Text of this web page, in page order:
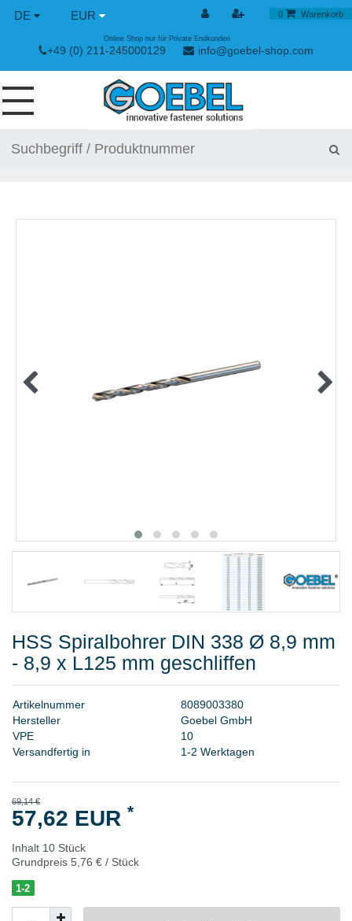
DE EUR 0 Warenkorb
+49 (0) 211-245000129 info@goebel-shop.com
Online Shop nur für Private Endkunden
SCHRAUBEN
KLEBEN UND DICHTEN
FAQ - Häufig gestellte Fragen
HSS Spiralbohrer DIN 338 Ø 8,9 mm
- 8,9 x L125 mm geschliffen
Artikelnummer 8089003380
Hersteller Goebel GmbH
VPE 10
Versandfertig in
1-2 Werktagen
69,14 €
57,62 EUR *
Inhalt 10 Stück
Grundpreis 5,76 € / Stück
1-2